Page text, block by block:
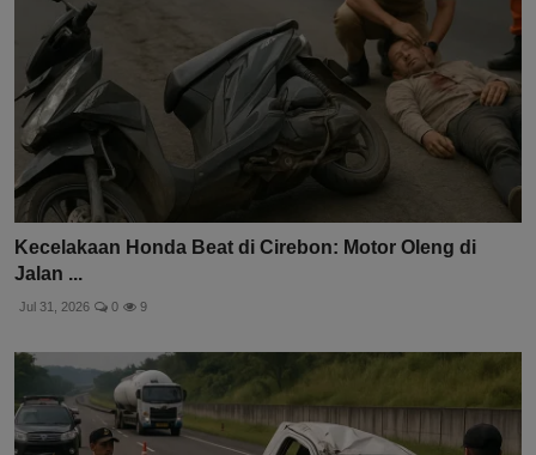
Kecelakaan Honda Beat di Cirebon: Motor Oleng di
Jalan ...
Jul 31, 2026 0 9